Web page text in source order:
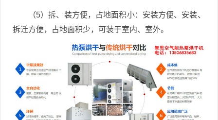
（5）拆、装方便，占地面积小：安装方便、安装、
拆迁方便，占地面积少，可装于室内、室外。